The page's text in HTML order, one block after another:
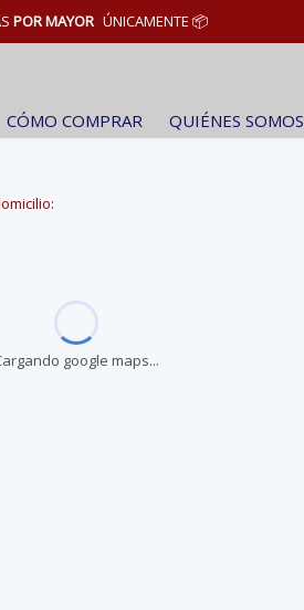
POR MAYOR ÚNICAMENTE 📦
CÓMO COMPRAR QUIÉNES SOMOS
google maps...